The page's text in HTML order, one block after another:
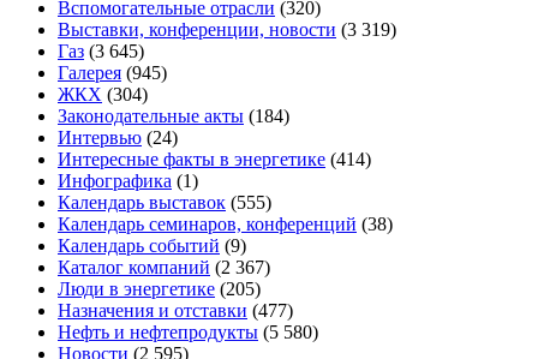
Вспомогательные отрасли (320)
Выставки, конференции, новости (3 319)
Газ (3 645)
Галерея (945)
ЖКХ (304)
Законодательные акты (184)
Интервью (24)
Интересные факты в энергетике (414)
Инфографика (1)
Календарь выставок (555)
Календарь семинаров, конференций (38)
Календарь событий (9)
Каталог компаний (2 367)
Люди в энергетике (205)
Назначения и отставки (477)
Нефть и нефтепродукты (5 580)
Новости (2 595)